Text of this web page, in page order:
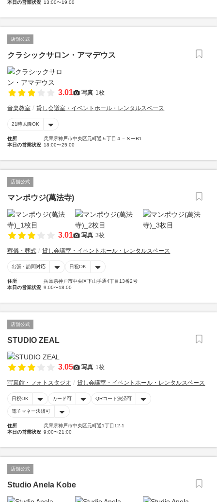
本日の営業状況 13:00〜19:00
店舗公式
クラシックサロン・アマデウス
3.01 写真 1枚
音楽教室 貸し会議室・イベントホール・レンタルスペース
21時以降OK
住所
兵庫県神戸市中央区元町通５丁目４－８ーB1
本日の営業状況 18:00〜25:00
店舗公式
マンポウジ(萬法寺)
3.01 写真 3枚
葬儀・葬式 貸し会議室・イベントホール・レンタルスペース
出張・訪問対応 日祝OK
住所
兵庫県神戸市中央区下山手通4丁目13番2号
本日の営業状況 9:00〜18:00
店舗公式
STUDIO ZEAL
3.05 写真 1枚
写真館・フォトスタジオ 貸し会議室・イベントホール・レンタルスペース
日祝OK カード可 QRコード決済可
電子マネー決済可
住所
兵庫県神戸市中央区元町通1丁目12-1
本日の営業状況 9:00〜21:00
店舗公式
Studio Anela Kobe